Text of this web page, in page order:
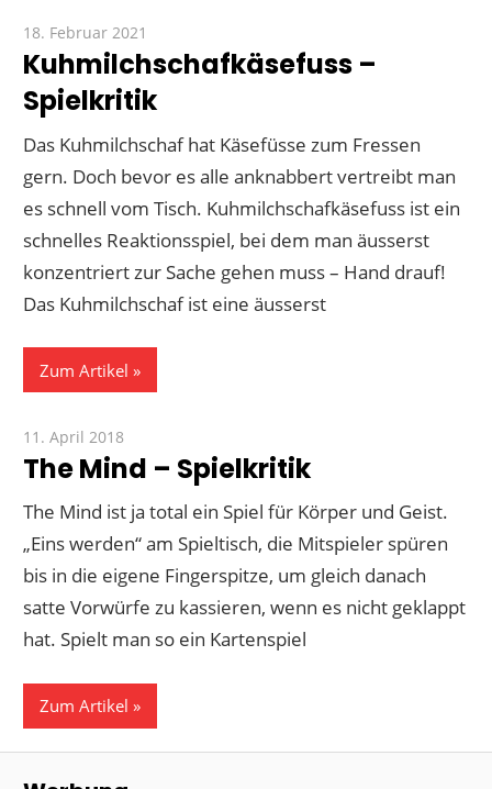
18. Februar 2021
Kuhmilchschafkäsefuss –
Spielkritik
Das Kuhmilchschaf hat Käsefüsse zum Fressen
gern. Doch bevor es alle anknabbert vertreibt man
es schnell vom Tisch. Kuhmilchschafkäsefuss ist ein
schnelles Reaktionsspiel, bei dem man äusserst
konzentriert zur Sache gehen muss – Hand drauf!
Das Kuhmilchschaf ist eine äusserst
Zum Artikel
11. April 2018
The Mind – Spielkritik
The Mind ist ja total ein Spiel für Körper und Geist.
„Eins werden“ am Spieltisch, die Mitspieler spüren
bis in die eigene Fingerspitze, um gleich danach
satte Vorwürfe zu kassieren, wenn es nicht geklappt
hat. Spielt man so ein Kartenspiel
Zum Artikel